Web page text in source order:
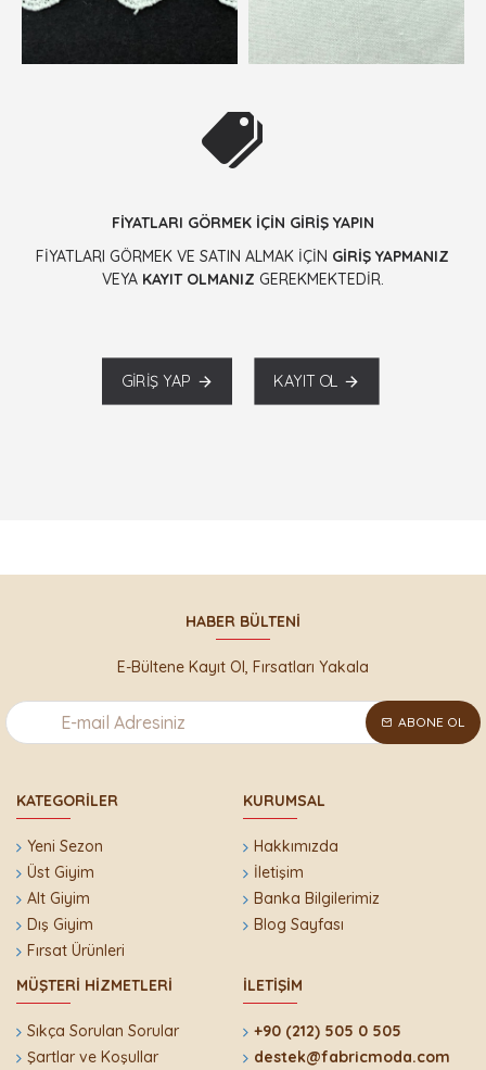
FİYATLARI GÖRMEK İÇİN GİRİŞ YAPIN
FİYATLARI GÖRMEK VE SATIN ALMAK İÇİN GİRİŞ YAPMANIZ
VEYA KAYIT OLMANIZ GEREKMEKTEDİR.
GIRIŞ YAP KAYIT OL
HABER BÜLTENI
E-Bültene Kayıt Ol, Fırsatları Yakala
ABONE OL
KATEGORILER
Yeni Sezon
Üst Giyim
Alt Giyim
Dış Giyim
Fırsat Ürünleri
KURUMSAL
Hakkımızda
İletişim
Banka Bilgilerimiz
Blog Sayfası
MÜŞTERI HIZMETLERI
Sıkça Sorulan Sorular
Şartlar ve Koşullar
İLETIŞIM
+90 (212) 505 0 505
destek@fabricmoda.com